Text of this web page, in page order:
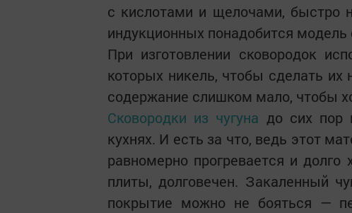
с кислотами и щелочами, быстро
индукционных понадобится
При изготовлении сковородок
которых никель, чтобы сделать
содержание слишком мало, чтобы
Сковородки из чугуна до сих пор
кухнях. И есть за что, ведь этот
равномерно прогревается и долго
плиты, долговечен. Закаленный
покрытие можно не бояться —